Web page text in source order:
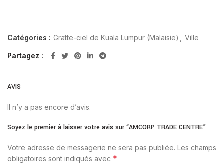
Catégories : Gratte-ciel de Kuala Lumpur (Malaisie) Ville
Partagez
AVIS
Il n’y a pas encore d’avis.
Soyez le premier à laisser votre avis sur “AMCORP TRADE CENTRE”
Votre adresse de messagerie ne sera pas publiée. Les champs
obligatoires sont indiqués avec *